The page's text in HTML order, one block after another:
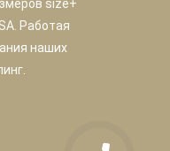
size+
Работая
наших